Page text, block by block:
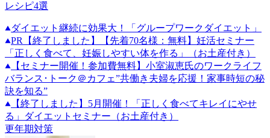
レシピ4選
ダイエット継続に効果大！「グループワークダイエット」
PR
【終了しました】【先着70名様：無料】妊活セミナー
「正しく食べて、妊娠しやすい体を作る」（お土産付き）
【セミナー開催！参加費無料】小室淑恵氏のワークライフ
バランス･トーク＠カフェ”共働き夫婦を応援！家事時短の秘
訣を知る”
【終了しました】5月開催！「正しく食べてキレイにやせ
る」ダイエットセミナー（お土産付き）
更年期対策